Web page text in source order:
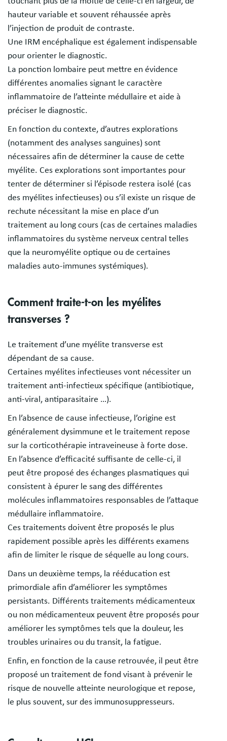
hauteur variable et souvent réhaussée après
l’injection de produit de contraste.
Une IRM encéphalique est également indispensable
pour orienter le diagnostic.
La ponction lombaire peut mettre en évidence
différentes anomalies signant le caractère
inflammatoire de l’atteinte médullaire et aide à
préciser le diagnostic.
En fonction du contexte, d’autres explorations
(notamment des analyses sanguines) sont
nécessaires afin de déterminer la cause de cette
myélite. Ces explorations sont importantes pour
tenter de déterminer si l’épisode restera isolé (cas
des myélites infectieuses) ou s’il existe un risque de
rechute nécessitant la mise en place d’un
traitement au long cours (cas de certaines maladies
inflammatoires du système nerveux central telles
que la neuromyélite optique ou de certaines
maladies auto-immunes systémiques).
Comment traite-t-on les myélites
transverses ?
Le traitement d’une myélite transverse est
dépendant de sa cause.
Certaines myélites infectieuses vont nécessiter un
traitement anti-infectieux spécifique (antibiotique,
anti-viral, antiparasitaire …).
En l’absence de cause infectieuse, l’origine est
généralement dysimmune et le traitement repose
sur la corticothérapie intraveineuse à forte dose.
En l’absence d’efficacité suffisante de celle-ci, il
peut être proposé des échanges plasmatiques qui
consistent à épurer le sang des différentes
molécules inflammatoires responsables de l’attaque
médullaire inflammatoire.
Ces traitements doivent être proposés le plus
rapidement possible après les différents examens
afin de limiter le risque de séquelle au long cours.
Dans un deuxième temps, la rééducation est
primordiale afin d’améliorer les symptômes
persistants. Différents traitements médicamenteux
ou non médicamenteux peuvent être proposés pour
améliorer les symptômes tels que la douleur, les
troubles urinaires ou du transit, la fatigue.
Enfin, en fonction de la cause retrouvée, il peut être
proposé un traitement de fond visant à prévenir le
risque de nouvelle atteinte neurologique et repose,
le plus souvent, sur des immunosuppresseurs.